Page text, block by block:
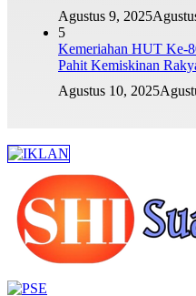
Agustus 9, 2025
5
Kemeriahan HUT Ke-
Pahit Kemiskinan
Agustus 10, 2025